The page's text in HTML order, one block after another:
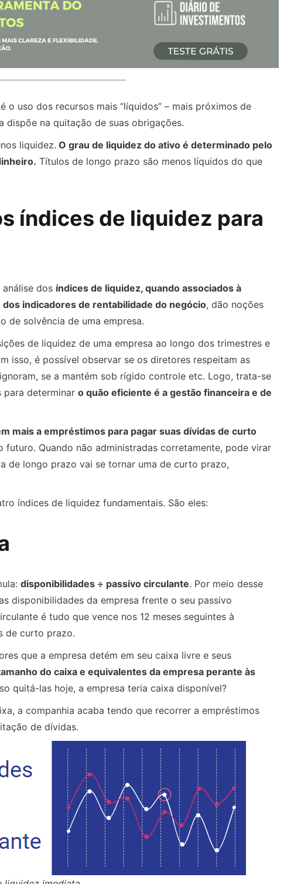
o uso dos recursos mais “líquidos” – mais próximos de
dispõe na quitação de suas obrigações.
liquidez. O grau de liquidez do ativo é determinado pelo
Títulos de longo prazo são menos líquidos do que
índices de liquidez para
dos índices de liquidez, quando associados à
dos indicadores de rentabilidade do negócio, dão noções
de solvência de uma empresa.
de liquidez de uma empresa ao longo dos trimestres e
isso, é possível observar se os diretores respeitam as
se a mantém sob rígido controle etc. Logo, trata-se
para determinar o quão eficiente é a gestão financeira e de
mais a empréstimos para pagar suas dívidas de curto
futuro. Quando não administradas corretamente, pode virar
de longo prazo vai se tornar uma de curto prazo,
índices de liquidez fundamentais. São eles:
disponibilidades ÷ passivo circulante. Por meio desse
disponibilidades da empresa frente o seu passivo
é tudo que vence nos 12 meses seguintes à
de curto prazo.
que a empresa detém em seu caixa livre e seus
do caixa e equivalentes da empresa perante às
quitá-las hoje, a empresa teria caixa disponível?
a companhia acaba tendo que recorrer a empréstimos
de dívidas.